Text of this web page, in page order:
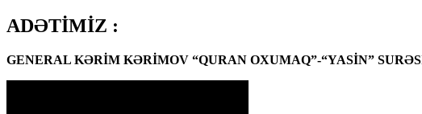
ADƏTİMİZ :
GENERAL KƏRİM KƏRİMOV “QURAN OXUMAQ”-“YASİN”